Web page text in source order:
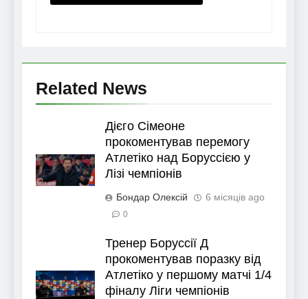
Related News
Дієго Сімеоне
прокоментував перемогу
Атлетіко над Боруссією у
Лізі чемпіонів
Бондар Олексій 6 місяців ago
0
Тренер Боруссії Д
прокоментував поразку від
Атлетіко у першому матчі 1/4
фіналу Ліги чемпіонів